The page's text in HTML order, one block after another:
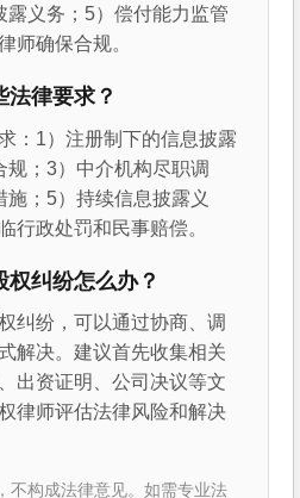
露义务；5）偿付能力监管
师确保合规。
法律要求？
：1）注册制下的信息披露
规；3）中介机构尽职调
；5）持续信息披露义
行政处罚和民事赔偿。
权纠纷怎么办？
纠纷，可以通过协商、调
解决。建议首先收集相关
出资证明、公司决议等文
律师评估法律风险和解决
不构成法律意见。如需专业法